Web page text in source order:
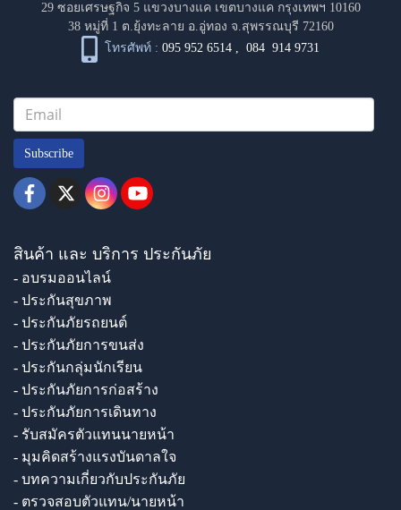
29 ซอยเศรษฐกิจ 5 แขวงบางแค เขตบางแค กรุงเทพฯ 10160
38 หมู่ที่ 1 ต.ยุ้งทะลาย อ.อู่ทอง จ.สุพรรณบุรี 72160
โทรศัพท์ : 095 952 6514 ,084 914 9731
Subscribe
สินค้า และ บริการ ประกันภัย
- อบรมออนไลน์
- ประกันสุขภาพ
- ประกันภัยรถยนต์
- ประกันภัยการขนส่ง
- ประกันกลุ่มนักเรียน
- ประกันภัยการก่อสร้าง
- ประกันภัยการเดินทาง
- รับสมัครตัวแทนนายหน้า
- มุมคิดสร้างแรงบันดาลใจ
- บทความเกี่ยวกับประกันภัย
- ตรวจสอบตัวแทน/นายหน้า